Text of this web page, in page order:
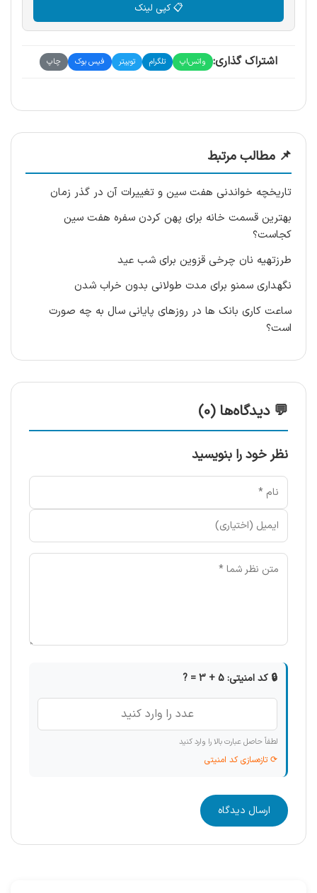
📋 کپی لینک
اشتراک گذاری: واتس‌اپ تلگرام توییتر فیس بوک چاپ
📌 مطالب مرتبط
تاریخچه خواندنی هفت سین و تغییرات آن در گذر زمان
بهترین قسمت خانه برای پهن کردن سفره هفت سین
کجاست؟
طرزتهیه نان چرخی قزوین برای شب عید
نگهداری سمنو برای مدت طولانی بدون خراب شدن
ساعت کاری بانک ها در روزهای پایانی سال به چه صورت
است؟
💬 دیدگاه‌ها (0)
نظر خود را بنویسید
🔒 کد امنیتی: 5 + 3 = ?
لطفاً حاصل عبارت بالا را وارد کنید
⟳ تازه‌سازی کد امنیتی
ارسال دیدگاه